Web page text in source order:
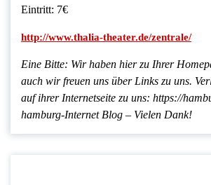
Eintritt: 7€
http://www.thalia-theater.de/zentrale/
Eine Bitte: Wir haben hier zu Ihrer
auch wir freuen uns über Links zu uns.
auf ihrer Internetseite zu uns: https://
hamburg-Internet Blog – Vielen Dank!